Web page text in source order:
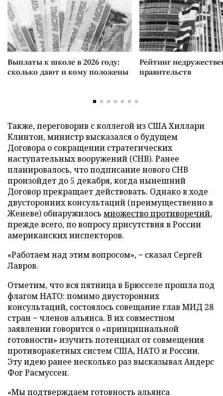
Выплаты к школе в 2026 году:
сколько дают и кому положены
Рейтинг
правительств
Также, переговорив с коллегой из США Хиллари
Клинтон, министр высказался о будущем
Договора о сокращении стратегических
наступательных вооружений (СНВ). Ранее
планировалось, что подписание нового СНВ
произойдет до 5 декабря, когда нынешний
Договор прекращает действовать. Однако в ходе
двусторонних консультаций (преимущественно в
Женеве) обнаружилось множество противоречий,
прежде всего, по вопросу присутствия в России
американских инспекторов.
«Работаем над этим вопросом», − сказал Сергей
Лавров.
Отметим, что вся пятница в Брюсселе прошла под
флагом НАТО: помимо двусторонних
консультаций, состоялось совещание глав МИД 28
стран − членов альянса. В их совместном
заявлении говорится о «принципиальной
готовности» изучить потенциал от совмещения
противоракетных систем США, НАТО и России.
Эту идею ранее несколько раз высказывал Андерс
Фог Расмуссен.
«Мы подтверждаем готовность альянса